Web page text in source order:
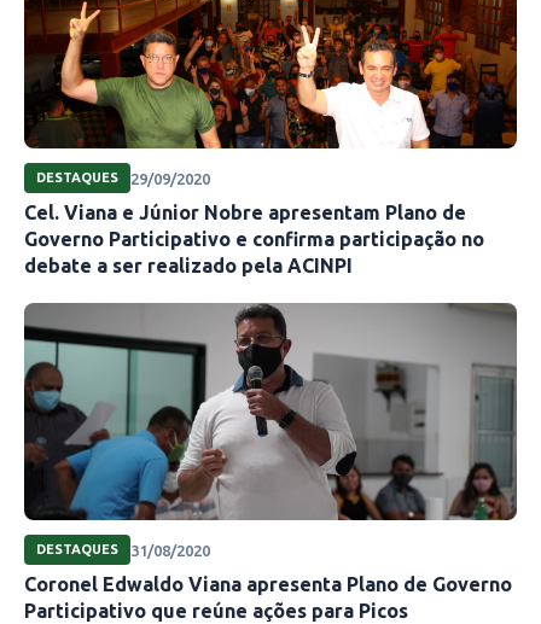
DESTAQUES 29/09/2020
Cel. Viana e Júnior Nobre apresentam Plano de
Governo Participativo e confirma participação no
debate a ser realizado pela ACINPI
DESTAQUES 31/08/2020
Coronel Edwaldo Viana apresenta Plano de Governo
Participativo que reúne ações para Picos